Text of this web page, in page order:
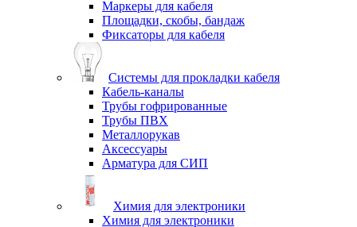
Маркеры для кабеля
Площадки, скобы, бандаж
Фиксаторы для кабеля
Системы для прокладки кабеля
Кабель-каналы
Трубы гофрированные
Трубы ПВХ
Металлорукав
Аксессуары
Арматура для СИП
Химия для электроники
Химия для электроники